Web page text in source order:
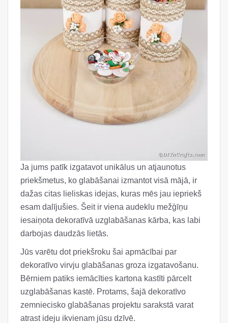
Ja jums patīk izgatavot unikālus un atjaunotus
priekšmetus, ko glabāšanai izmantot visā mājā, ir
dažas citas lieliskas idejas, kuras mēs jau iepriekš
esam dalījušies. Šeit ir viena audeklu mežģīņu
iesaiņota dekoratīvā uzglabāšanas kārba, kas labi
darbojas daudzās lietās.
Jūs varētu dot priekšroku šai apmācībai par
dekoratīvo virvju glabāšanas groza izgatavošanu.
Bērniem patiks iemācīties kartona kastīti pārcelt
uzglabāšanas kastē. Protams, šajā dekoratīvo
zemniecisko glabāšanas projektu sarakstā varat
atrast ideju ikvienam jūsu dzīvē.